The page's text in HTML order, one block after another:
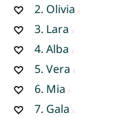
2. Olivia
3. Lara
4. Alba
5. Vera
6. Mia
7. Gala